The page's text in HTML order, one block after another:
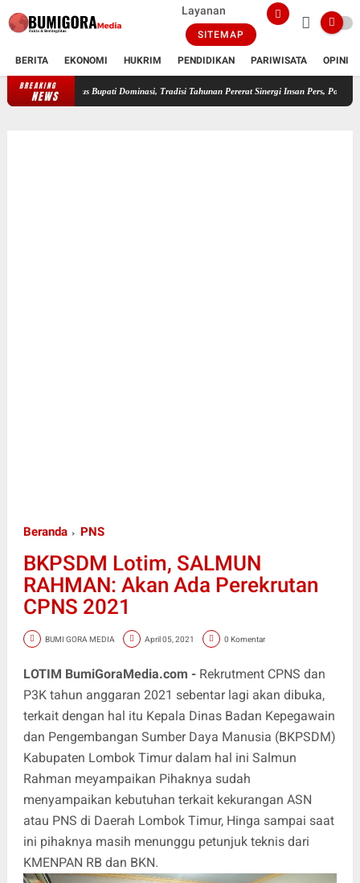
Layanan
SITEMAP
BERITA EKONOMI HUKRIM PENDIDIKAN PARIWISATA OPINI
BREAKING
NEWS FWMO Lotim Gelar Lomba Mancing Kemerdekaan, Stapsus Bupati
Beranda PNS
BKPSDM Lotim, SALMUN
RAHMAN: Akan Ada Perekrutan
CPNS 2021
BUMI GORA MEDIA April 05, 2021 0 Komentar
LOTIM BumiGoraMedia.com - Rekrutment CPNS dan
P3K tahun anggaran 2021 sebentar lagi akan dibuka,
terkait dengan hal itu Kepala Dinas Badan Kepegawain
dan Pengembangan Sumber Daya Manusia (BKPSDM)
Kabupaten Lombok Timur dalam hal ini Salmun
Rahman meyampaikan Pihaknya sudah
menyampaikan kebutuhan terkait kekurangan ASN
atau PNS di Daerah Lombok Timur, Hinga sampai saat
ini pihaknya masih menunggu petunjuk teknis dari
KMENPAN RB dan BKN.